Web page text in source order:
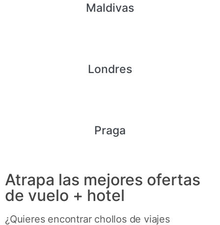
Maldivas
Londres
Praga
Atrapa las mejores ofertas
de vuelo + hotel
¿Quieres encontrar chollos de viajes